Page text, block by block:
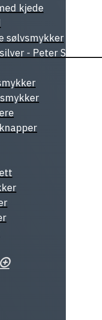
kjede
sølvsmykker
- Peter Stone